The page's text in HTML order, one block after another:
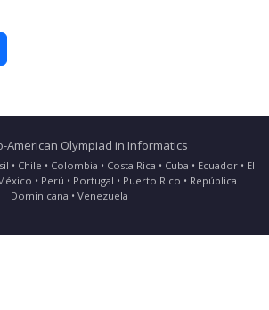
American Olympiad in Informatics
• Chile • Colombia • Costa Rica • Cuba • Ecuador • El
• Perú • Portugal • Puerto Rico • República
Dominicana • Venezuela